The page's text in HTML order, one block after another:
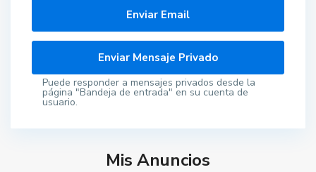
Puede responder a mensajes privados desde la
página "Bandeja de entrada" en su cuenta de
usuario.
Mis Anuncios
a